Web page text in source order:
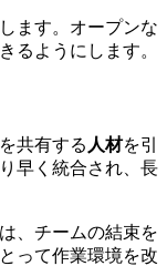
ます。オープンな
るようにします。
を共有する 人材を引
早く統合され、長
は、チームの結束を
って作業環境を改